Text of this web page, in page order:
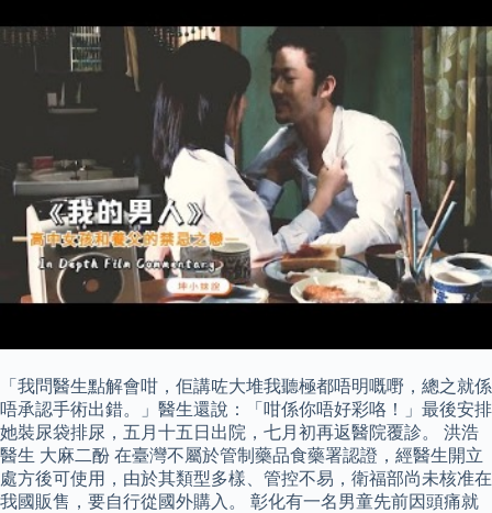
「我問醫生點解會咁，佢講咗大堆我聽極都唔明嘅嘢，總之就係
唔承認手術出錯。」醫生還說：「咁係你唔好彩咯！」最後安排
她裝尿袋排尿，五月十五日出院，七月初再返醫院覆診。 洪浩
醫生 大麻二酚 在臺灣不屬於管制藥品食藥署認證，經醫生開立
處方後可使用，由於其類型多樣、管控不易，衛福部尚未核准在
我國販售，要自行從國外購入。 彰化有一名男童先前因頭痛就